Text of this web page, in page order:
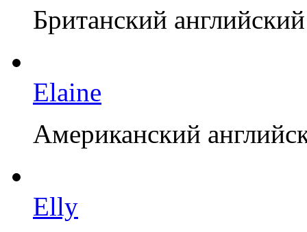
Британский
Elaine
Американский
Elly